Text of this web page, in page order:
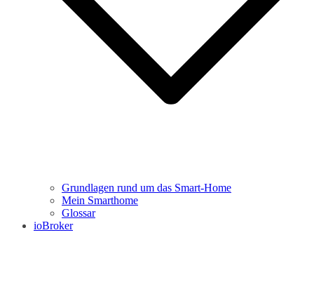
Grundlagen rund um das Smart-Home
Mein Smarthome
Glossar
ioBroker